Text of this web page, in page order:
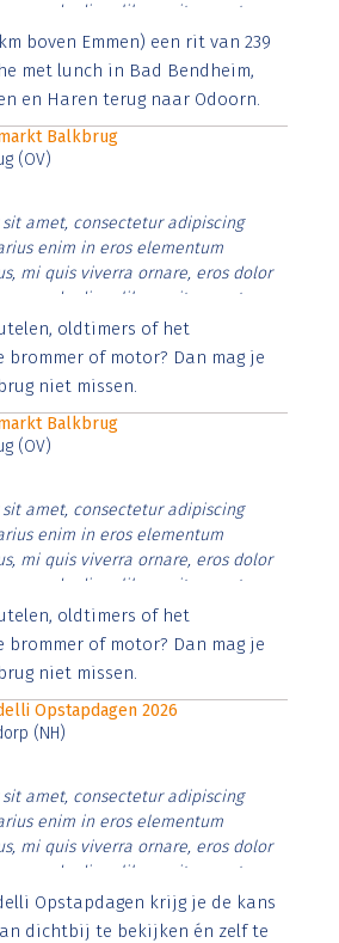
diam libero vitae erat.
et justo cursus id rutrum lorem
vitae risus tristique posuere.
boven Emmen) een rit van 239
met lunch in Bad Bendheim,
en Haren terug naar Odoorn.
Balkbrug
(OV)
amet, consectetur adipiscing
enim in eros elementum
mi quis viverra ornare, eros dolor
diam libero vitae erat.
et justo cursus id rutrum lorem
vitae risus tristique posuere.
oldtimers of het
brommer of motor? Dan mag je
niet missen.
Balkbrug
(OV)
amet, consectetur adipiscing
enim in eros elementum
mi quis viverra ornare, eros dolor
diam libero vitae erat.
et justo cursus id rutrum lorem
vitae risus tristique posuere.
oldtimers of het
brommer of motor? Dan mag je
niet missen.
Opstapdagen 2026
(NH)
amet, consectetur adipiscing
enim in eros elementum
mi quis viverra ornare, eros dolor
diam libero vitae erat.
et justo cursus id rutrum lorem
vitae risus tristique posuere.
Opstapdagen krijg je de kans
dichtbij te bekijken én zelf te